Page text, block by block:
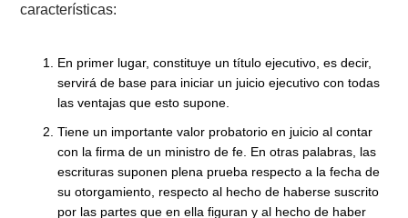
embargo, hay que tener en cuenta que, de los títulos
anterior porque su cobro es mucho más engorroso en
comparación al pagaré, sobretodo por el protesto.
2.4. Orden de compra y contrato de
prestación de servicios o venta